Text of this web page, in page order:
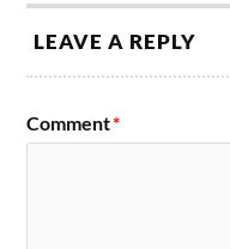
LEAVE A REPLY
Comment*